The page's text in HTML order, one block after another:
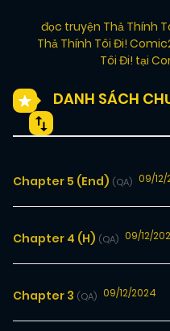
đọc truyện Thả Thính
Thả Thính Tôi Đi!
Tôi Đi! tại
DANH SÁCH
Chapter 5 (End) (QA) 09/
Chapter 4 (H) (QA) 09/12/
Chapter 3 (QA) 09/12/2024